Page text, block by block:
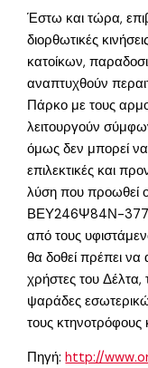
Έστω και τώρα,
διορθωτικές
κατοίκων,
αναπτυχθούν
Πάρκο με τους
λειτουργούν
όμως δεν μπορεί να
επιλεκτικές και
λύση που προωθεί
ΒΕΥ246Ψ84Ν-377)
από τους
θα δοθεί πρέπει
χρήστες του
ψαράδες
τους κτηνοτρόφους
Πηγή:http://